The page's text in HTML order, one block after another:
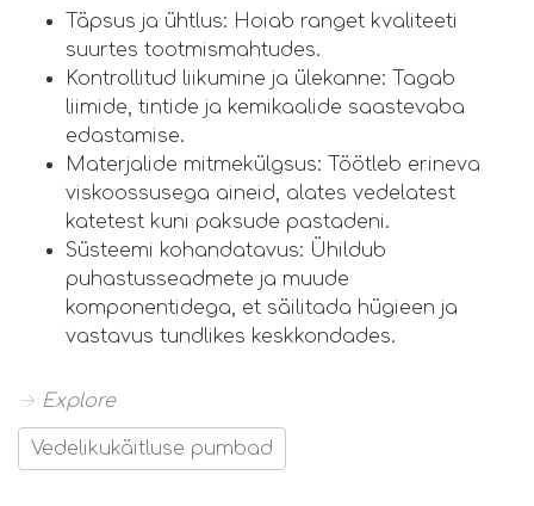
Täpsus ja ühtlus: Hoiab ranget kvaliteeti
suurtes tootmismahtudes.
Kontrollitud liikumine ja ülekanne: Tagab
liimide, tintide ja kemikaalide saastevaba
edastamise.
Materjalide mitmekülgsus: Töötleb erineva
viskoossusega aineid, alates vedelatest
katetest kuni paksude pastadeni.
Süsteemi kohandatavus: Ühildub
puhastusseadmete ja muude
komponentidega, et säilitada hügieen ja
vastavus tundlikes keskkondades.
→ Explore
Vedelikukäitluse pumbad